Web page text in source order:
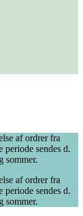
af ordrer fra
sendes d.
sommer.
af ordrer fra
sendes d.
sommer.